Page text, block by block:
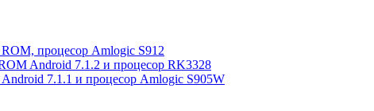
процесор Amlogic S912
Android 7.1.2 и процесор RK3328
7.1.1 и процесор Amlogic S905W